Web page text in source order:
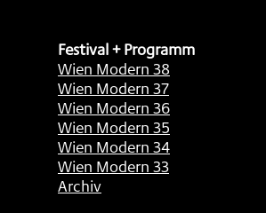
Festival + Programm
Wien Modern 38
Wien Modern 37
Wien Modern 36
Wien Modern 35
Wien Modern 34
Wien Modern 33
Archiv